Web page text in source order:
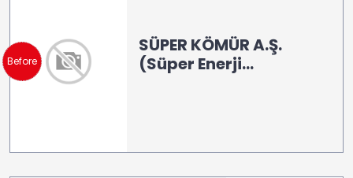
Before
SÜPER KÖMÜR A.Ş.
(Süper Enerji